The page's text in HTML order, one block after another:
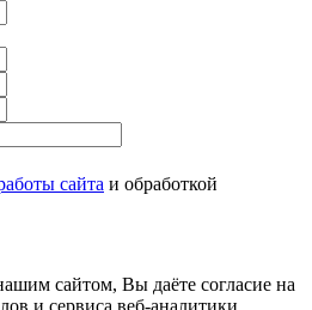
сайта и обработкой
сайтом, Вы даёте согласие на
и сервиса веб-аналитики